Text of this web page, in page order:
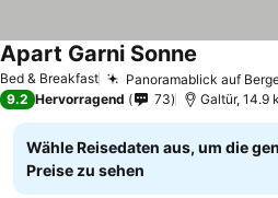
Bed & Breakfast Panoramablick auf
Apart Garni Sonne
9.2 Hervorragend 73 Galtür, 14.9
Wähle Reisedaten aus, um die
Preise zu sehen